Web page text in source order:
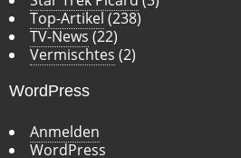
Top-Artikel (238)
TV-News (22)
Vermischtes (2)
WordPress
Anmelden
WordPress